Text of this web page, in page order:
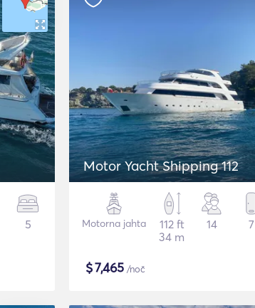
5
Motor Yacht Shipping 112
Motorna jahta
112 ft
34 m
14 7
$7,465 /noč